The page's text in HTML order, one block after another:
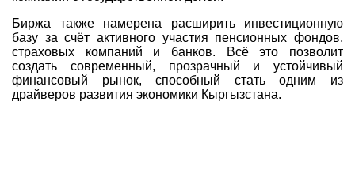
Биржа также намерена расширить инвестиционную
базу за счёт активного участия пенсионных фондов,
страховых компаний и банков. Всё это позволит
создать современный, прозрачный и устойчивый
финансовый рынок, способный стать одним из
драйверов развития экономики Кыргызстана.